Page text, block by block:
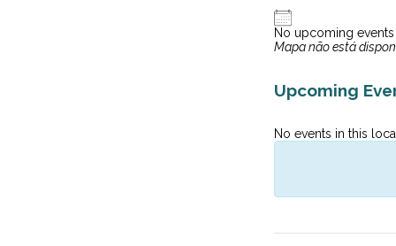
No upcoming events
Mapa não está
Upcoming
No events in this